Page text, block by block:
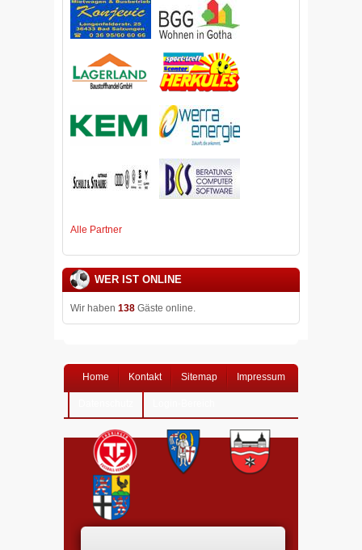
Alle Partner
WER IST ONLINE
Wir haben 138 Gäste online.
Home Kontakt Sitemap Impressum